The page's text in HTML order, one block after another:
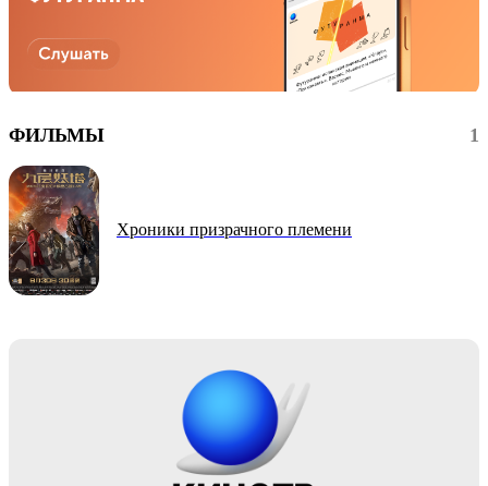
ФИЛЬМЫ 1
Хроники призрачного племени